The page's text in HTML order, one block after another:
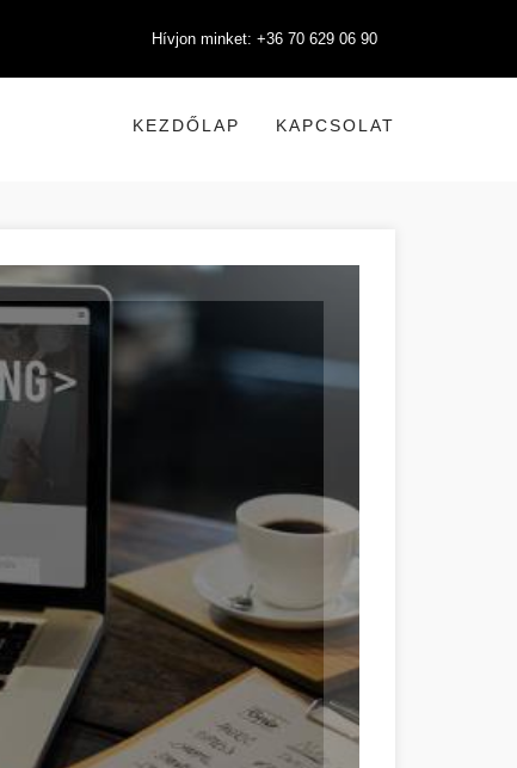
Hívjon minket: +36 70 629 06 90
KEZDŐLAP KAPCSOLAT